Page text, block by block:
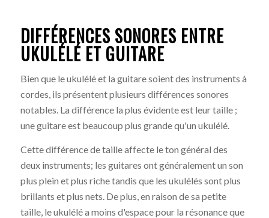
DIFFÉRENCES SONORES ENTRE
UKULÉLÉ ET GUITARE
Bien que le ukulélé et la guitare soient des instruments à
cordes, ils présentent plusieurs différences sonores
notables. La différence la plus évidente est leur taille ;
une guitare est beaucoup plus grande qu'un ukulélé.
Cette différence de taille affecte le ton général des
deux instruments; les guitares ont généralement un son
plus plein et plus riche tandis que les ukulélés sont plus
brillants et plus nets. De plus, en raison de sa petite
taille, le ukulélé a moins d'espace pour la résonance que